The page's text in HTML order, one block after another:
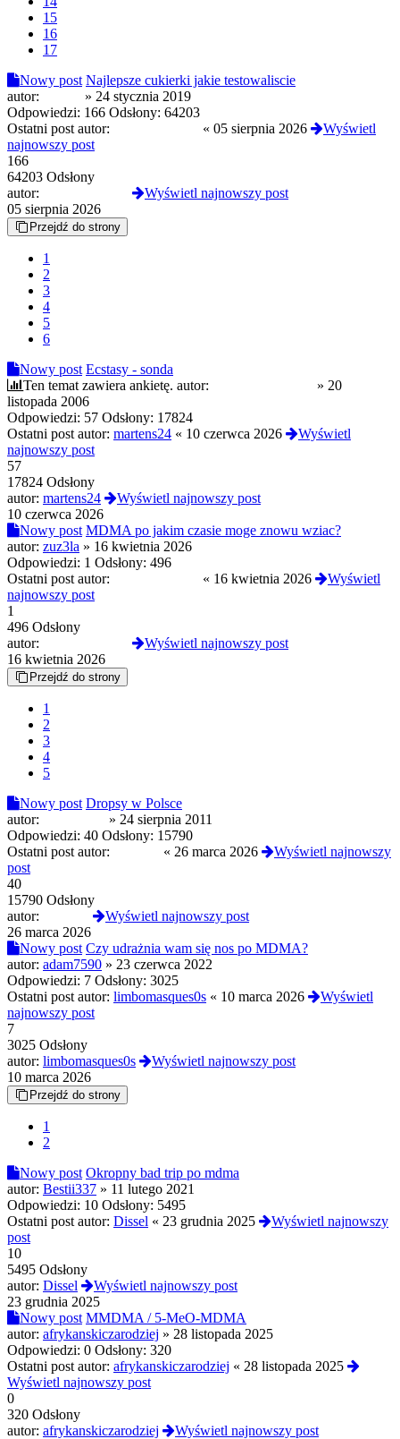
15
16
17
Nowy post Najlepsze cukierki jakie testowaliscie
autor:
» 24 stycznia 2019
Odpowiedzi: 166 Odsłony: 64203
Ostatni post autor:
« 05 sierpnia 2026
Wyświetl
najnowszy post
166
64203 Odsłony
autor:
Wyświetl najnowszy post
05 sierpnia 2026
Przejdź do strony
1
2
3
4
5
6
Nowy post Ecstasy - sonda
Ten temat zawiera ankietę. autor: » 20
listopada 2006
Odpowiedzi: 57 Odsłony: 17824
Ostatni post autor: martens24 « 10 czerwca 2026
Wyświetl
najnowszy post
57
17824 Odsłony
autor: martens24
Wyświetl najnowszy post
10 czerwca 2026
Nowy post MDMA po jakim czasie moge znowu wziac?
autor: zuz3la » 16 kwietnia 2026
Odpowiedzi: 1 Odsłony: 496
Ostatni post autor:
« 16 kwietnia 2026
Wyświetl
najnowszy post
1
496 Odsłony
autor:
Wyświetl najnowszy post
16 kwietnia 2026
Przejdź do strony
1
2
3
4
5
Nowy post Dropsy w Polsce
autor:
» 24 sierpnia 2011
Odpowiedzi: 40 Odsłony: 15790
Ostatni post autor:
« 26 marca 2026
Wyświetl najnowszy
post
40
15790 Odsłony
autor:
Wyświetl najnowszy post
26 marca 2026
Nowy post Czy udrażnia wam się nos po MDMA?
autor: adam7590 » 23 czerwca 2022
Odpowiedzi: 7 Odsłony: 3025
Ostatni post autor: limbomasques0s « 10 marca 2026
Wyświetl
najnowszy post
7
3025 Odsłony
autor: limbomasques0s
Wyświetl najnowszy post
10 marca 2026
Przejdź do strony
1
2
Nowy post Okropny bad trip po mdma
autor: Bestii337 » 11 lutego 2021
Odpowiedzi: 10 Odsłony: 5495
Ostatni post autor: Dissel « 23 grudnia 2025
Wyświetl najnowszy
post
10
5495 Odsłony
autor: Dissel
Wyświetl najnowszy post
23 grudnia 2025
Nowy post MMDMA / 5-MeO-MDMA
autor: afrykanskiczarodziej » 28 listopada 2025
Odpowiedzi: 0 Odsłony: 320
Ostatni post autor: afrykanskiczarodziej « 28 listopada 2025
Wyświetl najnowszy post
0
320 Odsłony
autor: afrykanskiczarodziej
Wyświetl najnowszy post